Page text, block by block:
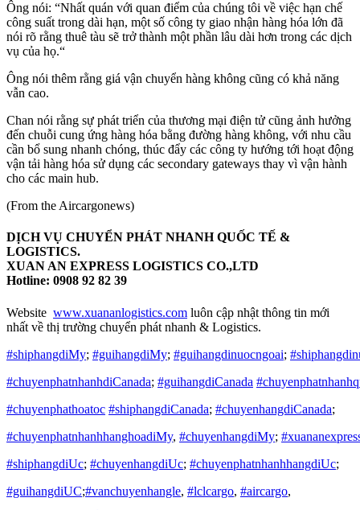
Ông nói: “Nhất quán với quan điểm của chúng tôi về việc hạn chế
công suất trong dài hạn, một số công ty giao nhận hàng hóa lớn đã
nói rõ rằng thuê tàu sẽ trở thành một phần lâu dài hơn trong các dịch
vụ của họ.“
Ông nói thêm rằng giá vận chuyển hàng không cũng có khả năng
vẫn cao.
Chan nói rằng sự phát triển của thương mại điện tử cũng ảnh hưởng
đến chuỗi cung ứng hàng hóa bằng đường hàng không, với nhu cầu
cần bổ sung nhanh chóng, thúc đẩy các công ty hướng tới hoạt động
vận tải hàng hóa sử dụng các secondary gateways thay vì vận hành
cho các main hub.
(From the Aircargonews)
DỊCH VỤ CHUYỂN PHÁT NHANH QUỐC TẾ &
LOGISTICS.
XUAN AN EXPRESS LOGISTICS CO.,LTD
Hotline: 0908 92 82 39
Website www.xuananlogistics.com luôn cập nhật thông tin mới
nhất về thị trường chuyển phát nhanh & Logistics.
#shiphangdiMy; #guihangdiMy; #guihangdinuocngoai;
#chuyenphatnhanhdiCanada; #guihangdiCanada
#chuyenphathoatoc #shiphangdiCanada; #chuyenhangdiCanada;
#chuyenphatnhanhhanghoadiMy, #chuyenhangdiMy;
#shiphangdiUc; #chuyenhangdiUc; #chuyenphatnhanhhangdiUc;
#guihangdiUC;#vanchuyenhangle, #lclcargo, #aircargo,